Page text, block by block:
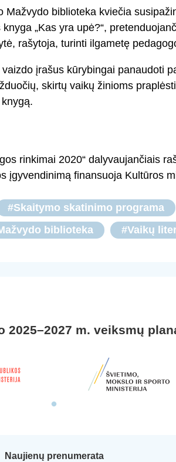
Mažvydo biblioteka kviečia
„Kas yra upė?“,
rašytoja, turinti ilgametę
įrašus kūrybingai panaudoti
skirtų vaikų žinioms
rinkimai 2020“ dalyvaujančiais
įgyvendinimą finansuoja Kultūros
#Skaitymo skatinimo programa
biblioteka
#Vaikų
2025–2027 m. veiksmų
Naujienų prenumerata